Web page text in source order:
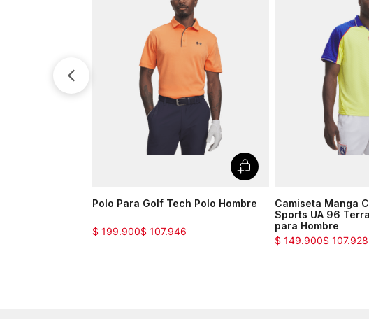
Polo Para Golf Tech Polo Hombre
$ 107.946
$ 199.900
Camiseta Manga
Sports UA 96
para Hombre
$ 107.928
$ 149.900